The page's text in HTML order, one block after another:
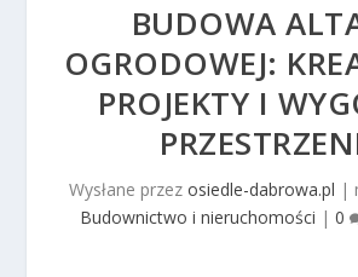
BUDOWA
OGRODOWEJ:
PROJEKTY I
Wysłane przez osiedle-dabrowa.pl |
Budownictwo i nieruchomości | 0